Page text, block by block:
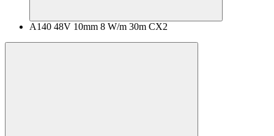
A140 48V 10mm 8 W/m 30m CX2